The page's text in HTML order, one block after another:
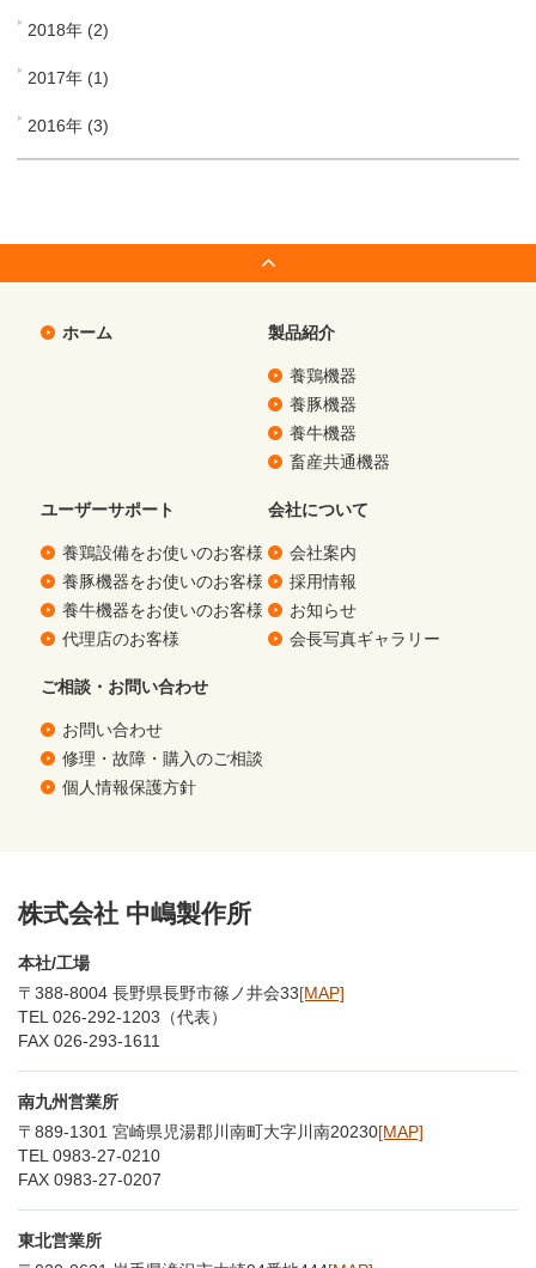
2018年 (2)
2017年 (1)
2016年 (3)
ホーム 製品紹介
養鶏機器
養豚機器
養牛機器
畜産共通機器
ユーザーサポート
養鶏設備をお使いのお客様
養豚機器をお使いのお客様
養牛機器をお使いのお客様
代理店のお客様
会社について
会社案内
採用情報
お知らせ
会長写真ギャラリー
ご相談・お問い合わせ
お問い合わせ
修理・故障・購入のご相談
個人情報保護方針
株式会社 中嶋製作所
本社/工場
〒388-8004 長野県長野市篠ノ井会33[MAP]
TEL 026-292-1203（代表）
FAX 026-293-1611
南九州営業所
〒889-1301 宮崎県児湯郡川南町大字川南20230[MAP]
TEL 0983-27-0210
FAX 0983-27-0207
東北営業所